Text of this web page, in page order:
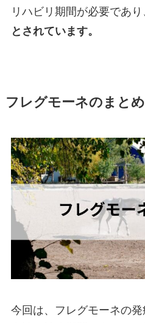
リハビリ期間が必要であり
とされています。
フレグモーネのまとめ
今回は、フレグモーネの